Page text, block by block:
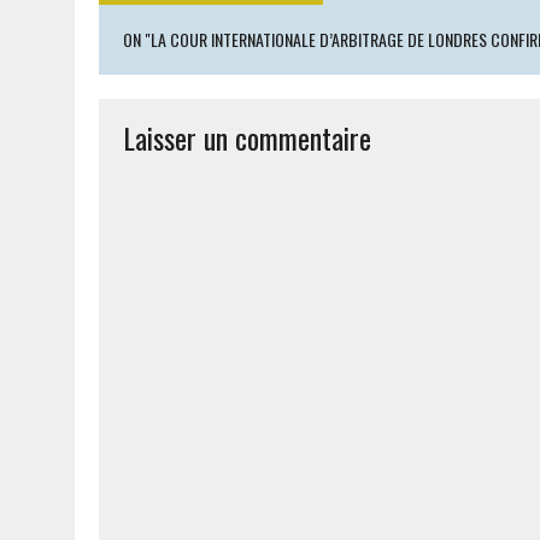
ON "LA COUR INTERNATIONALE D’ARBITRAGE DE LONDRES
Laisser un commentaire